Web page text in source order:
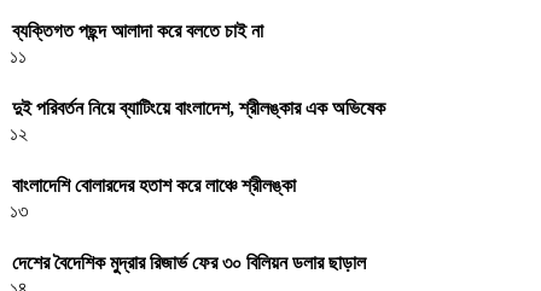
ব্যক্তিগত পছন্দ আলাদা করে বলতে চাই না
১১
দুই পরিবর্তন নিয়ে ব্যাটিংয়ে বাংলাদেশ, শ্রীলঙ্কার এক অভিষেক
১২
বাংলাদেশি বোলারদের হতাশ করে লাঞ্চে শ্রীলঙ্কা
১৩
দেশের বৈদেশিক মুদ্রার রিজার্ভ ফের ৩০ বিলিয়ন ডলার ছাড়াল